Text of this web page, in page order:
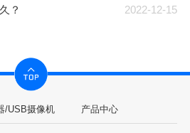
2022-12-15
？
/USB摄像机 产品中心